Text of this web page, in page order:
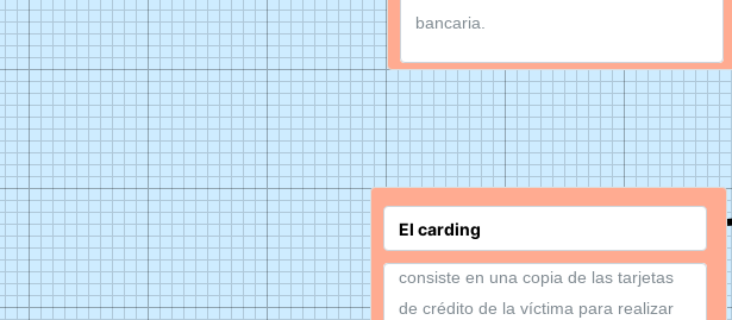
consiste en una copia de las tarjetas
de crédito de la víctima para realizar
bancaria.